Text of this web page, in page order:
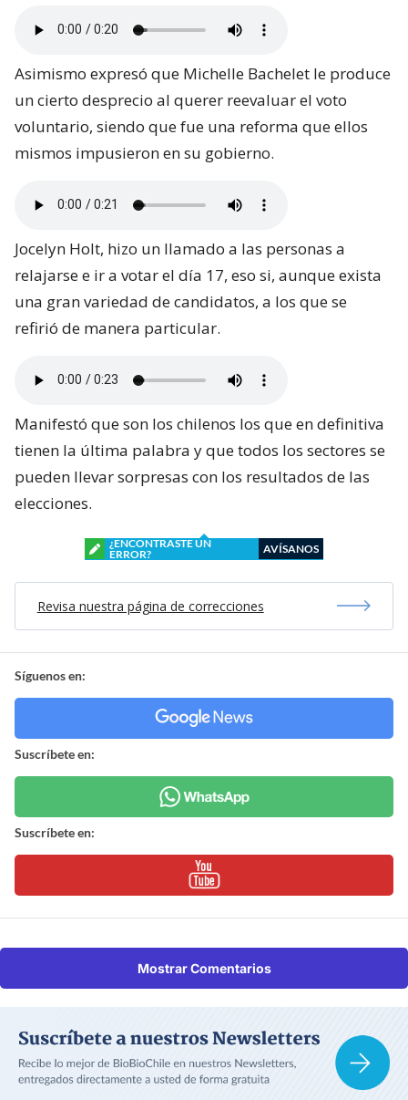
Asimismo expresó que Michelle Bachelet le produce
un cierto desprecio al querer reevaluar el voto
voluntario, siendo que fue una reforma que ellos
mismos impusieron en su gobierno.
Jocelyn Holt, hizo un llamado a las personas a
relajarse e ir a votar el día 17, eso si, aunque exista
una gran variedad de candidatos, a los que se
refirió de manera particular.
Manifestó que son los chilenos los que en definitiva
tienen la última palabra y que todos los sectores se
pueden llevar sorpresas con los resultados de las
elecciones.
¿ENCONTRASTE UN
ERROR?
AVÍSANOS
Revisa nuestra página de correcciones
Síguenos en:
Suscríbete en:
Suscríbete en:
Mostrar Comentarios